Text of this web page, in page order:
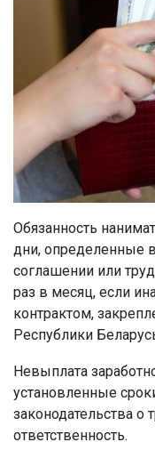
Обязанность
дни, определенные
соглашении или
раз в месяц, если
контрактом,
Республики
Невыплата
установленные
законодательства о
ответственность.